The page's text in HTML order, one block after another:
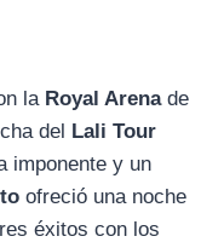
la Royal Arenade
del Lali Tour
imponente y un
ofreció una noche
éxitos con los